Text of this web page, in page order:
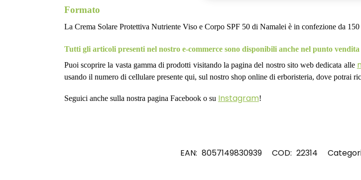
Formato
La Crema Solare Protettiva Nutriente Viso e Corpo SPF 50 di Namalei è in confezione da 150
Tutti gli articoli presenti nel nostro e-commerce sono disponibili anche nel punto
Puoi scoprire la vasta gamma di prodotti visitando la pagina del nostro sito web dedicata alle
usando il numero di cellulare presente qui, sul nostro shop online di erboristeria, dove potrai
Seguici anche sulla nostra pagina Facebook o su Instagram!
EAN: 8057149830939 COD: 22314